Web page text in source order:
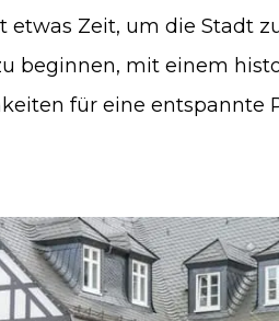
etwas Zeit, um die Stadt
beginnen, mit einem
für eine entspannte